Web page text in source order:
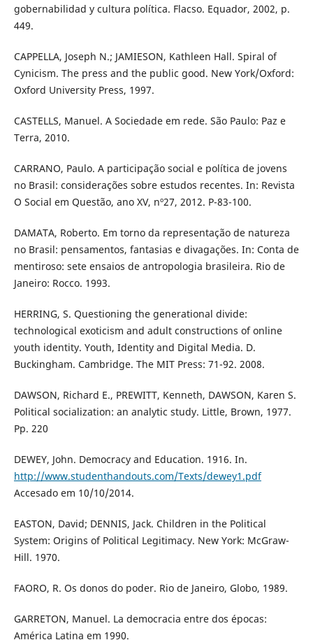
gobernabilidad y cultura política. Flacso. Equador, 2002, p.
449.
CAPPELLA, Joseph N.; JAMIESON, Kathleen Hall. Spiral of
Cynicism. The press and the public good. New York/Oxford:
Oxford University Press, 1997.
CASTELLS, Manuel. A Sociedade em rede. São Paulo: Paz e
Terra, 2010.
CARRANO, Paulo. A participação social e política de jovens
no Brasil: considerações sobre estudos recentes. In: Revista
O Social em Questão, ano XV, nº27, 2012. P-83-100.
DAMATA, Roberto. Em torno da representação de natureza
no Brasil: pensamentos, fantasias e divagações. In: Conta de
mentiroso: sete ensaios de antropologia brasileira. Rio de
Janeiro: Rocco. 1993.
HERRING, S. Questioning the generational divide:
technological exoticism and adult constructions of online
youth identity. Youth, Identity and Digital Media. D.
Buckingham. Cambridge. The MIT Press: 71-92. 2008.
DAWSON, Richard E., PREWITT, Kenneth, DAWSON, Karen S.
Political socialization: an analytic study. Little, Brown, 1977.
Pp. 220
DEWEY, John. Democracy and Education. 1916. In.
http://www.studenthandouts.com/Texts/dewey1.pdf
Accesado em 10/10/2014.
EASTON, David; DENNIS, Jack. Children in the Political
System: Origins of Political Legitimacy. New York: McGraw-
Hill. 1970.
FAORO, R. Os donos do poder. Rio de Janeiro, Globo, 1989.
GARRETON, Manuel. La democracia entre dos épocas:
América Latina em 1990.